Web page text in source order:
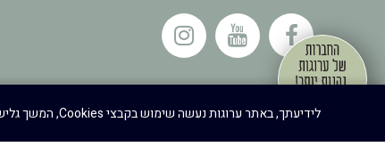
לידיעתך, באתר ערוגות נעשה שימוש בקבצי Cookies, המשך גלישה באתר מהווה הסכמה לשימוש זה, למידע נוסף ניתן לעיין במדיניות הפרטיות